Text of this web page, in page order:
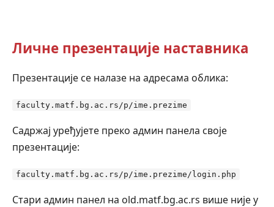
Личне презентације наставника
Презентације се налазе на адресама облика:
faculty.matf.bg.ac.rs/p/ime.prezime
Садржај уређујете преко админ панела своје
презентације:
faculty.matf.bg.ac.rs/p/ime.prezime/login.php
Стари админ панел на old.matf.bg.ac.rs више није у